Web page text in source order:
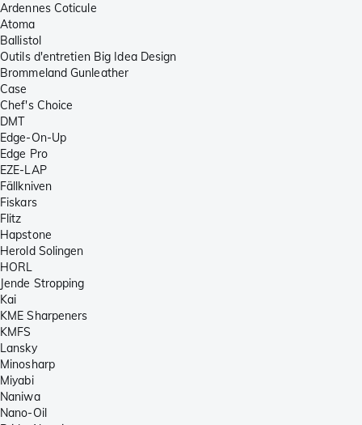
Ardennes Coticule
Atoma
Ballistol
Outils d'entretien Big Idea Design
Brommeland Gunleather
Case
Chef's Choice
DMT
Edge-On-Up
Edge Pro
EZE-LAP
Fällkniven
Fiskars
Flitz
Hapstone
Herold Solingen
HORL
Jende Stropping
Kai
KME Sharpeners
KMFS
Lansky
Minosharp
Miyabi
Naniwa
Nano-Oil